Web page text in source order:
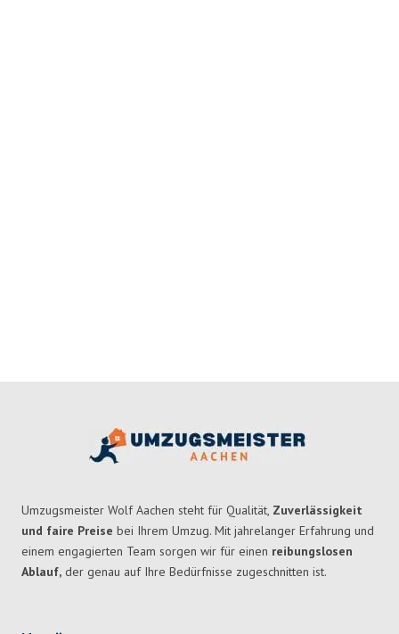
Umzugsmeister Wolf Aachen steht für Qualität, Zuverlässigkeit
und faire Preise bei Ihrem Umzug. Mit jahrelanger Erfahrung und
einem engagierten Team sorgen wir für einen reibungslosen
Ablauf, der genau auf Ihre Bedürfnisse zugeschnitten ist.